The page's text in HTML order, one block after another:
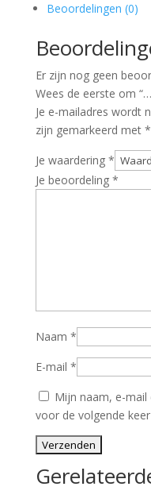
Beoordelingen (0)
Er zijn nog geen
Wees de eerste om
Je e-mailadres wordt
zijn gemarkeerd met *
Je waardering *
Je beoordeling *
Naam *
E-mail *
Mijn naam, e-mail
voor de volgende